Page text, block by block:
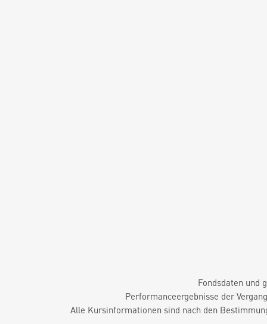
Fondsdaten und
Performanceergebnisse der
Alle Kursinformationen sind nach den